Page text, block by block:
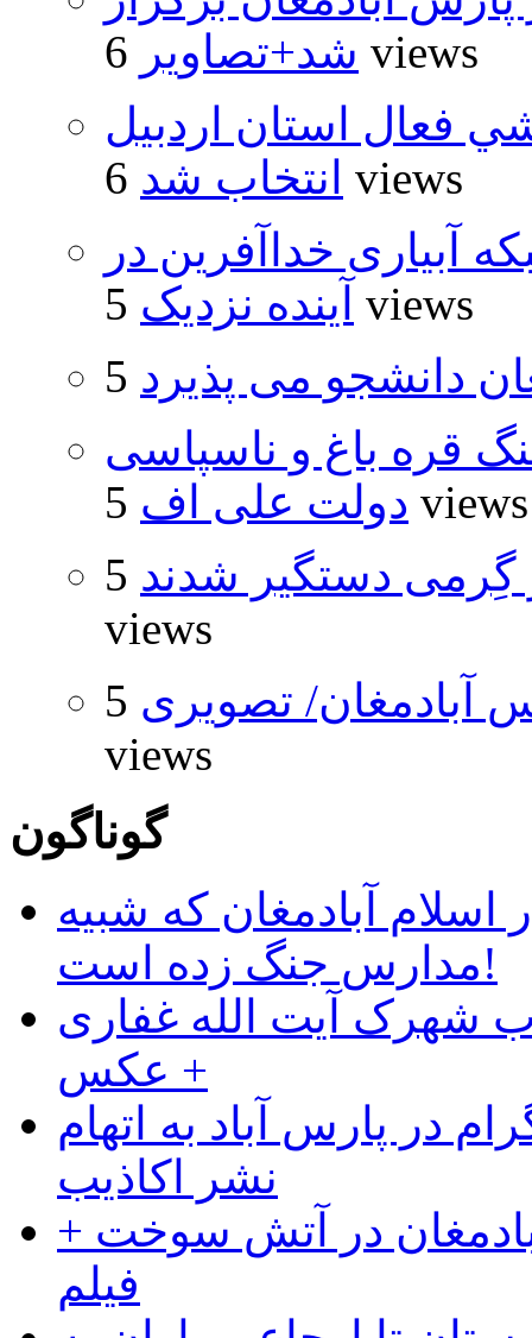
شد+تصاویر 6 views
فعال استان اردبيل
انتخاب شد 6 views
آبیاری خداآفرین در
آینده نزدیک 5 views
دانشجو می پذیرد
قره باغ و ناسپاسی
دولت علی اف 5 views
دستگیر شدند 5
views
تصویری 5
views
گوناگون
آبادمغان که شبیه
مدارس جنگ زده است!
شهرک آیت الله غفاری
+ عکس
در پارس آباد به اتهام
نشر اکاذیب
در آتش سوخت +
فیلم